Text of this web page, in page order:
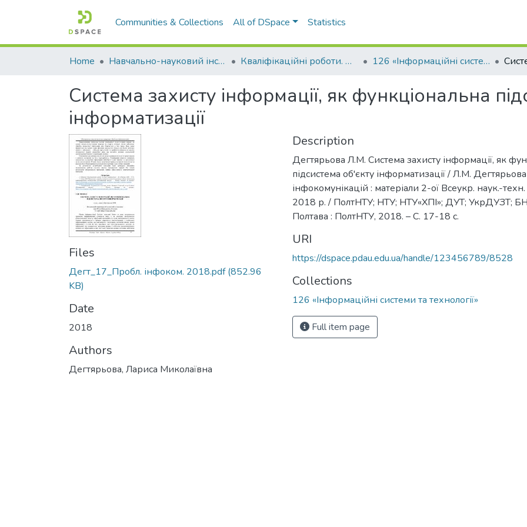
Communities & Collections All of DSpace Statistics
Home Навчально-науковий інститут економіки, управління, права та інформаційних технологій Кваліфікаційні роботи. ННІ економіки, управління, права та ІТ 126 «Інформаційні системи та технології»
Система захисту інформації, як функціональна
інформатизації
Files
Дегт_17_Пробл. інфоком. 2018.pdf(852.96
KB)
Date
2018
Authors
Дегтярьова, Лариса Миколаївна
Description
Дегтярьова Л.М. Система захисту інформації, як
підсистема об'єкту інформатизації / Л.М.
інфокомунікацій : матеріали 2-ої Всеукр. наук.-
2018 р. / ПолтНТУ; НТУ; НТУ«ХПІ»; ДУТ; УкрДУЗТ;
Полтава : ПолтНТУ, 2018. – С. 17-18 с.
URI
https://dspace.pdau.edu.ua/handle/123456789/8528
Collections
126 «Інформаційні системи та технології»
Full item page